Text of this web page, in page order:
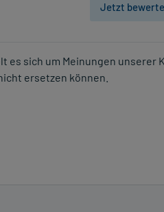
Jetzt
es sich um Meinungen
ersetzen können.